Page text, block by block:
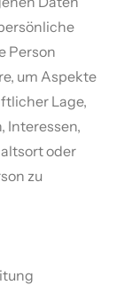
Person
um Aspekte
Lage,
Interessen,
oder
zu